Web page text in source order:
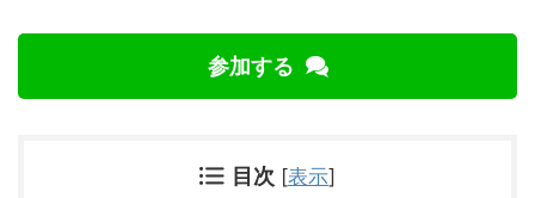
参加する
目次 [表示]